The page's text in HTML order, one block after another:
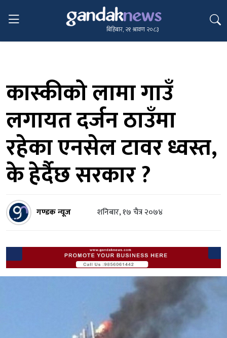
बिहिबार, २१ श्रावण २०८३
कास्कीको लामा गाउँ
लगायत दर्जन ठाउँमा
रहेका एनसेल टावर ध्वस्त,
के हेर्दैछ सरकार ?
गण्डक न्यूज शनिबार, १७ चैत्र २०७४